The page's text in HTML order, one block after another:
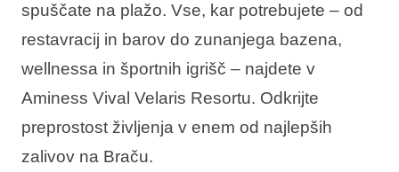
spuščate na plažo. Vse, kar potrebujete – od
restavracij in barov do zunanjega bazena,
wellnessa in športnih igrišč – najdete v
Aminess Vival Velaris Resortu. Odkrijte
preprostost življenja v enem od najlepših
zalivov na Braču.